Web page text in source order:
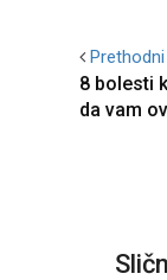
8 bolesti
da vam